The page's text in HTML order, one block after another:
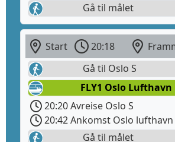
Gå til målet
Start 20:18
Gå til Oslo S
FLY1 Oslo Lufthavn
20:20 Avreise Oslo S
20:42 Ankomst Oslo
Gå til målet